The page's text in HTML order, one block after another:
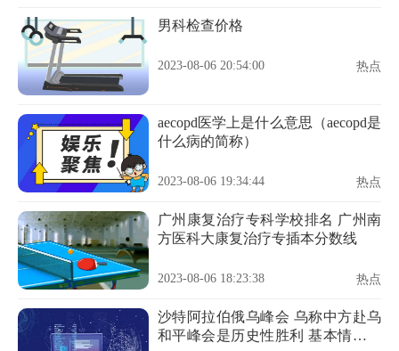
男科检查价格
2023-08-06 20:54:00 热点
aecopd医学上是什么意思（aecopd是
什么病的简称）
2023-08-06 19:34:44 热点
广州康复治疗专科学校排名 广州南
方医科大康复治疗专插本分数线
2023-08-06 18:23:38 热点
沙特阿拉伯俄乌峰会 乌称中方赴乌
和平峰会是历史性胜利 基本情况讲